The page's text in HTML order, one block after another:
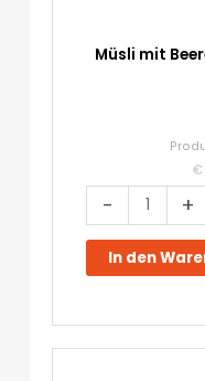
Müsli mit
€
-
mit
Beeren
-
+
In den